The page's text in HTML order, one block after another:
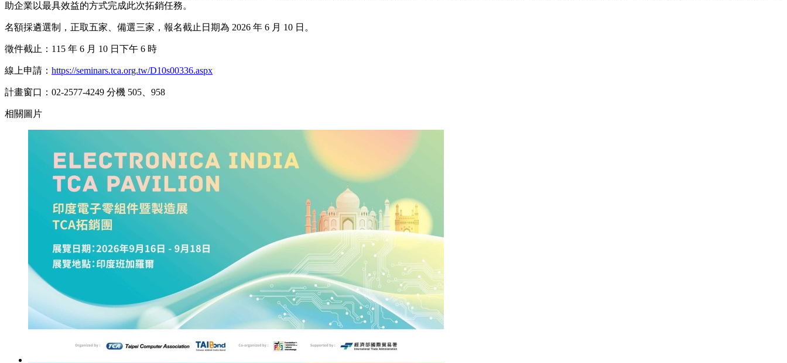
助企業以最具效益的方式完成此次拓銷任務。
名額採遴選制，正取五家、備選三家，報名截止日期為 2026 年 6 月 10 日。
徵件截止：115 年 6 月 10 日下午 6 時
線上申請： https://seminars.tca.org.tw/D10s00336.aspx
計畫窗口：02-2577-4249 分機 505、958
相關圖片